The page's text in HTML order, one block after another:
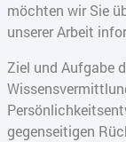
möchten wir Sie
unserer Arbeit
Ziel und Aufgabe
gegenseitigen